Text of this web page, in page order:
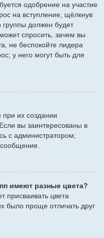
одобрение на участие
на вступление, щёлкнув
группы должен будет
спросить, зачем вы
не беспокойте лидера
у него могут быть для
их создании
вы заинтересованы в
с администратором;
имеют разные цвета?
присваивать цвета
было проще отличать друг